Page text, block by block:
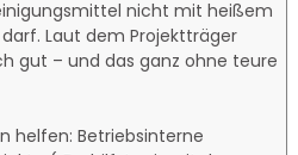
nicht mit heißem
Laut dem Projektträger
gut – und das ganz ohne teure
helfen: Betriebsinterne